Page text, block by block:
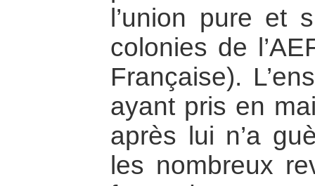
l’union pure et
colonies de
Française).
ayant pris en
après lui n’a
les nombreux